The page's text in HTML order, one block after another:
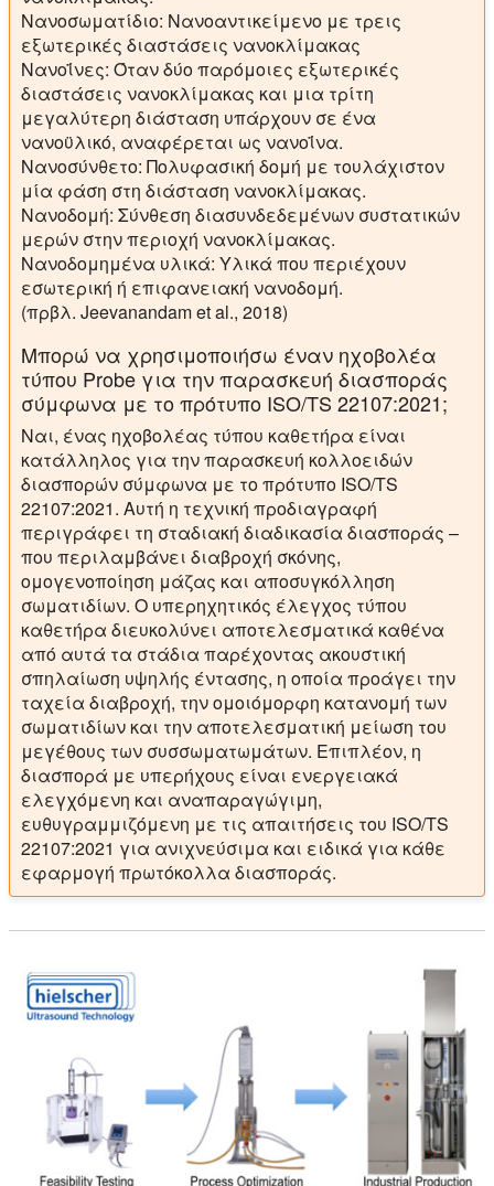
Νανοσωματίδιο: Νανοαντικείμενο με τρεις
εξωτερικές διαστάσεις νανοκλίμακας
Νανοΐνες: Όταν δύο παρόμοιες εξωτερικές
διαστάσεις νανοκλίμακας και μια τρίτη
μεγαλύτερη διάσταση υπάρχουν σε ένα
νανοϋλικό, αναφέρεται ως νανοΐνα.
Νανοσύνθετο: Πολυφασική δομή με τουλάχιστον
μία φάση στη διάσταση νανοκλίμακας.
Νανοδομή: Σύνθεση διασυνδεδεμένων συστατικών
μερών στην περιοχή νανοκλίμακας.
Νανοδομημένα υλικά: Υλικά που περιέχουν
εσωτερική ή επιφανειακή νανοδομή.
(πρβλ. Jeevanandam et al., 2018)
Μπορώ να χρησιμοποιήσω έναν ηχοβολέα
τύπου Probe για την παρασκευή διασποράς
σύμφωνα με το πρότυπο ISO/TS 22107:2021;
Ναι, ένας ηχοβολέας τύπου καθετήρα είναι
κατάλληλος για την παρασκευή κολλοειδών
διασπορών σύμφωνα με το πρότυπο ISO/TS
22107:2021. Αυτή η τεχνική προδιαγραφή
περιγράφει τη σταδιακή διαδικασία διασποράς –
που περιλαμβάνει διαβροχή σκόνης,
ομογενοποίηση μάζας και αποσυγκόλληση
σωματιδίων. Ο υπερηχητικός έλεγχος τύπου
καθετήρα διευκολύνει αποτελεσματικά καθένα
από αυτά τα στάδια παρέχοντας ακουστική
σπηλαίωση υψηλής έντασης, η οποία προάγει την
ταχεία διαβροχή, την ομοιόμορφη κατανομή των
σωματιδίων και την αποτελεσματική μείωση του
μεγέθους των συσσωματωμάτων. Επιπλέον, η
διασπορά με υπερήχους είναι ενεργειακά
ελεγχόμενη και αναπαραγώγιμη,
ευθυγραμμιζόμενη με τις απαιτήσεις του ISO/TS
22107:2021 για ανιχνεύσιμα και ειδικά για κάθε
εφαρμογή πρωτόκολλα διασποράς.